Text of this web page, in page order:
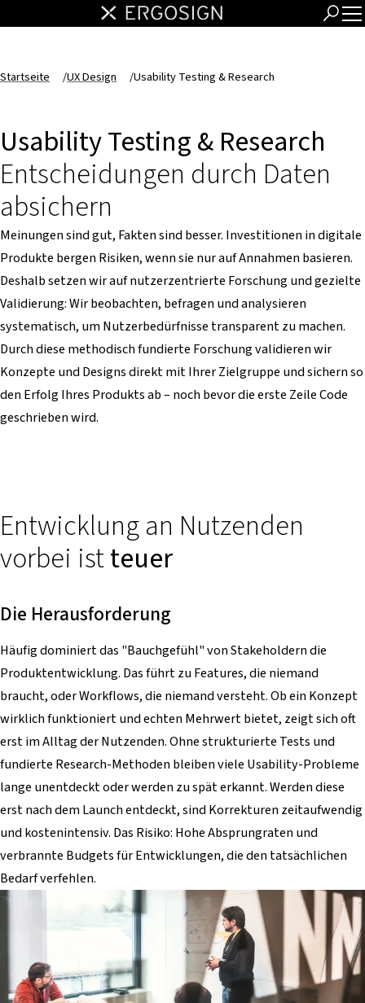
Startseite /UX Design /Usability Testing & Research
Usability Testing & Research
Entscheidungen durch Daten
absichern
Meinungen sind gut, Fakten sind besser. Investitionen in digitale
Produkte bergen Risiken, wenn sie nur auf Annahmen basieren.
Deshalb setzen wir auf nutzerzentrierte Forschung und gezielte
Validierung: Wir beobachten, befragen und analysieren
systematisch, um Nutzerbedürfnisse transparent zu machen.
Durch diese methodisch fundierte Forschung validieren wir
Konzepte und Designs direkt mit Ihrer Zielgruppe und sichern so
den Erfolg Ihres Produkts ab – noch bevor die erste Zeile Code
geschrieben wird.
Entwicklung an Nutzenden
vorbei istteuer
Die Herausforderung
Häufig dominiert das "Bauchgefühl" von Stakeholdern die
Produktentwicklung. Das führt zu Features, die niemand
braucht, oder Workflows, die niemand versteht. Ob ein Konzept
wirklich funktioniert und echten Mehrwert bietet, zeigt sich oft
erst im Alltag der Nutzenden. Ohne strukturierte Tests und
fundierte Research-Methoden bleiben viele Usability-Probleme
lange unentdeckt oder werden zu spät erkannt. Werden diese
erst nach dem Launch entdeckt, sind Korrekturen zeitaufwendig
und kostenintensiv. Das Risiko: Hohe Absprungraten und
verbrannte Budgets für Entwicklungen, die den tatsächlichen
Bedarf verfehlen.